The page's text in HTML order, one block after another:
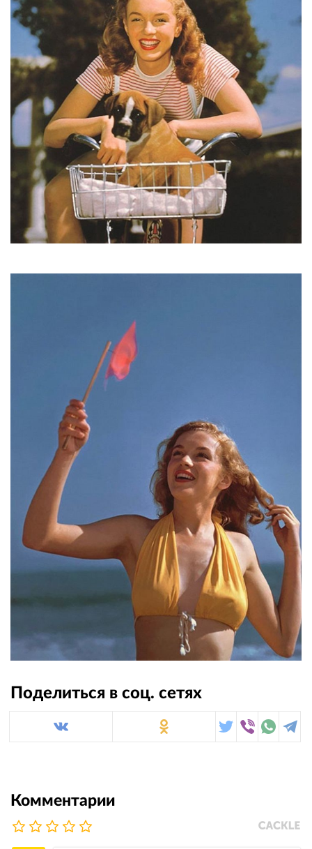
Поделиться в соц. сетях
Комментарии